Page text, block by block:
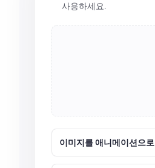
사용하세요.
이미지를 애니메이션으로